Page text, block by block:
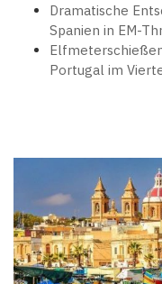
Dramatische
Spanien in EM-
Portugal im